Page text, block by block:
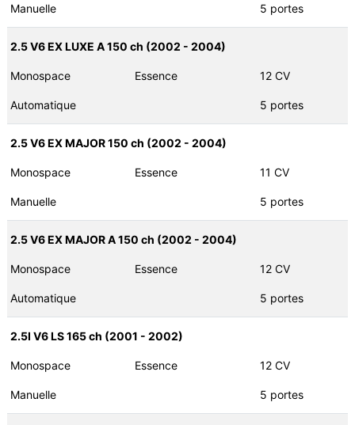
Manuelle 5 portes
2.5 V6 EX LUXE A 150 ch (2002 - 2004)
Monospace Essence 12 CV
Automatique 5 portes
2.5 V6 EX MAJOR 150 ch (2002 - 2004)
Monospace Essence 11 CV
Manuelle 5 portes
2.5 V6 EX MAJOR A 150 ch (2002 - 2004)
Monospace Essence 12 CV
Automatique 5 portes
2.5I V6 LS 165 ch (2001 - 2002)
Monospace Essence 12 CV
Manuelle 5 portes